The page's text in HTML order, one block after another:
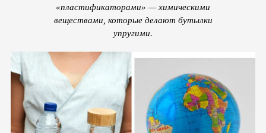
«пластификаторами» — химическими
веществами, которые делают бутылки
упругими.